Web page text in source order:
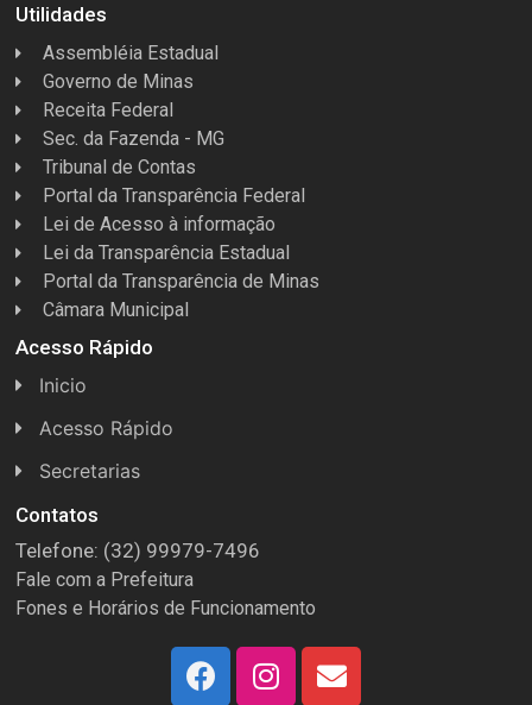
Utilidades
Assembléia Estadual
Governo de Minas
Receita Federal
Sec. da Fazenda - MG
Tribunal de Contas
Portal da Transparência Federal
Lei de Acesso à informação
Lei da Transparência Estadual
Portal da Transparência de Minas
Câmara Municipal
Acesso Rápido
Inicio
Acesso Rápido
Concursos
Conselhos
Espera Feliz Antigamente
e-Nota
Secretarias
Licitações
Secretaria de Esportes
Secretarias e Diretorias
Secretaria de Turismo
Contatos
Telefone: (32) 99979-7496
Fale com a Prefeitura
Fones e Horários de Funcionamento